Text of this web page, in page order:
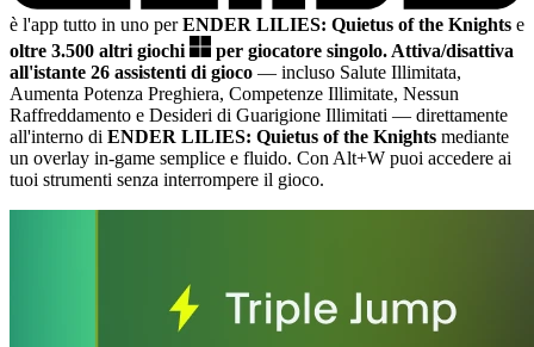
è l'app tutto in uno perENDER LILIES: Quietus of the Knights e
oltre 3.500 altri giochi
per giocatore singolo. Attiva/disattiva
all'istante 26 assistenti di gioco — incluso Salute Illimitata,
Aumenta Potenza Preghiera, Competenze Illimitate, Nessun
Raffreddamento e Desideri di Guarigione Illimitati — direttamente
all'interno di ENDER LILIES: Quietus of the Knights mediante
un overlay in-game semplice e fluido. Con Alt+W puoi accedere ai
tuoi strumenti senza interrompere il gioco.